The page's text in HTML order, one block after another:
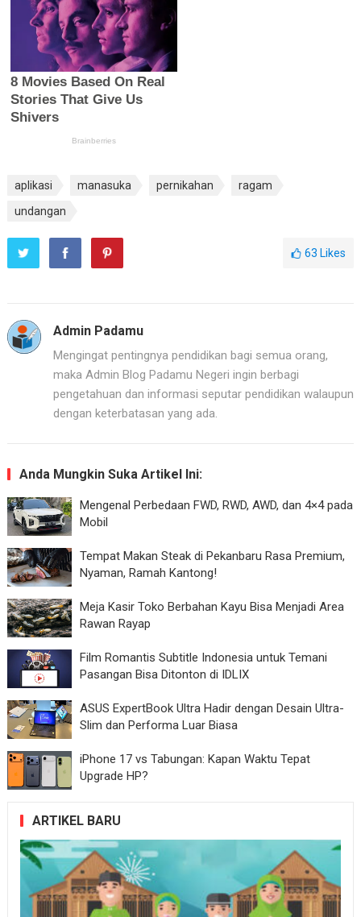
aplikasi manasuka pernikahan
ragam
undangan
63Likes
Admin Padamu
Mengingat pentingnya pendidikan bagi semua orang,
maka Admin Blog Padamu Negeri ingin berbagi
pengetahuan dan informasi seputar pendidikan walaupun
dengan keterbatasan yang ada.
Anda Mungkin Suka Artikel Ini:
Mengenal Perbedaan FWD, RWD, AWD, dan 4×4 pada
Mobil
Tempat Makan Steak di Pekanbaru Rasa Premium,
Nyaman, Ramah Kantong!
Meja Kasir Toko Berbahan Kayu Bisa Menjadi Area
Rawan Rayap
Film Romantis Subtitle Indonesia untuk Temani
Pasangan Bisa Ditonton di IDLIX
ASUS ExpertBook Ultra Hadir dengan Desain Ultra-
Slim dan Performa Luar Biasa
iPhone 17 vs Tabungan: Kapan Waktu Tepat
Upgrade HP?
ARTIKEL BARU